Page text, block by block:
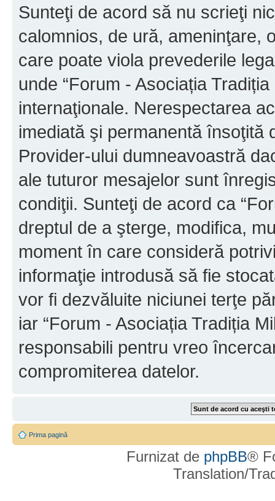
Sunteţi de acord să nu scrieţi
calomnios, de ură, ameninţare,
care poate viola prevederile
unde “Forum - Asociația
internaţionale. Nerespectarea
imediată şi permanentă însoţită
Provider-ului dumneavoastră
ale tuturor mesajelor sunt
condiţii. Sunteţi de acord ca
dreptul de a şterge, modifica,
moment în care consideră
informaţie introdusă să fie
vor fi dezvăluite niciunei terţe
iar “Forum - Asociația Tradiția
responsabili pentru vreo
compromiterea datelor.
Prima pagină
Furnizat de phpBB®
Translation/